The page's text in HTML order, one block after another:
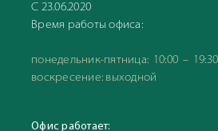
С 23.06.2020
Время работы офиса:
понедельник-пятница: 10:00 –
воскресение: выходной
Офис работает: